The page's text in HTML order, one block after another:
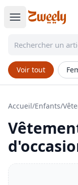
Voir tout
Accueil/Enfants/